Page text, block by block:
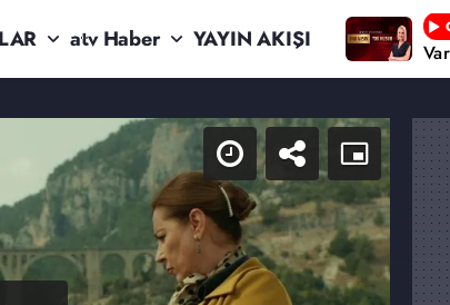
atv Haber YAYIN AKIŞI